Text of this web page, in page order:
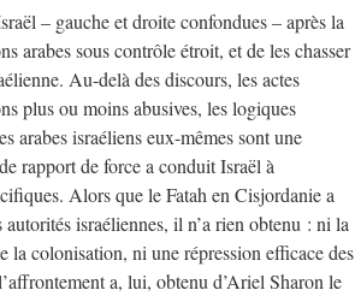
– gauche et droite confondues – après la
arabes sous contrôle étroit, et de les chasser
Au-delà des discours, les actes
plus ou moins abusives, les logiques
arabes israéliens eux-mêmes sont une
rapport de force a conduit Israël à
Alors que le Fatah en Cisjordanie a
israéliennes, il n’a rien obtenu : ni la
la colonisation, ni une répression efficace des
a, lui, obtenu d’Ariel Sharon le